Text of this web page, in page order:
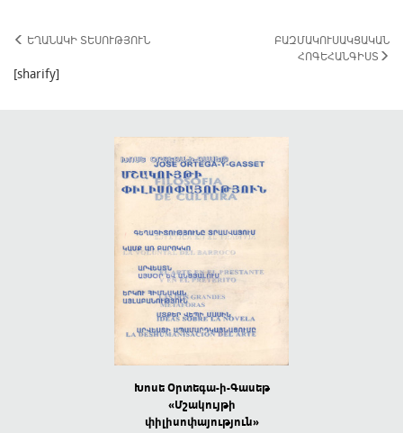
ԵՂԱՆԱԿԻ ՏԵՍՈՒԹՅՈՒՆ
ԲԱԶՄԱԿՈՒՍԱԿՑԱԿԱՆ
ՀՈԳԵՀԱՆԳԻՍՏ
[sharify]
Խոսե Oրտեգա-ի-Գասեթ
«Մշակույթի
փիլիսոփայություն»